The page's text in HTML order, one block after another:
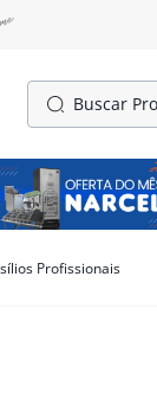
Buscar Produtos
Ofertas do mês
Profissionais
1º
cafeteira
2º
fogão
3º
forno